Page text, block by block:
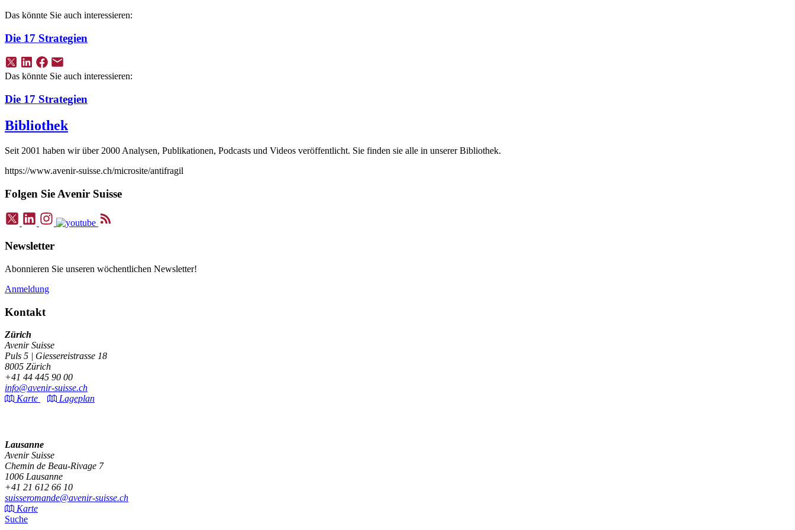
Das könnte Sie auch interessieren:
Die 17 Strategien
Das könnte Sie auch interessieren:
Die 17 Strategien
Bibliothek
Seit 2001 haben wir über 2000 Analysen, Publikationen, Podcasts und Videos veröffentlicht. Sie finden sie alle in unserer Bibliothek.
https://www.avenir-suisse.ch/microsite/antifragil
Folgen Sie Avenir Suisse
Newsletter
Abonnieren Sie unseren wöchentlichen Newsletter!
Anmeldung
Kontakt
Zürich
Avenir Suisse
Puls 5 | Giessereistrasse 18
8005 Zürich
+41 44 445 90 00
info@avenir-suisse.ch
Karte
Lageplan
Lausanne
Avenir Suisse
Chemin de Beau-Rivage 7
1006 Lausanne
+41 21 612 66 10
suisseromande@avenir-suisse.ch
Karte
Suche